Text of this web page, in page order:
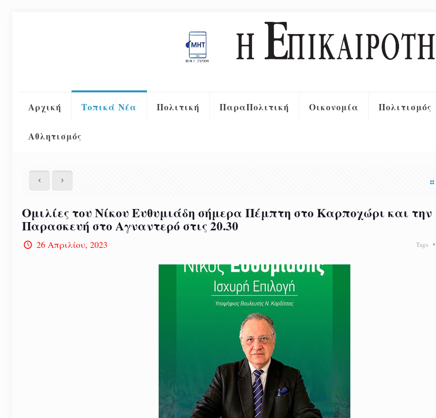
Αρχική Τοπικά Νέα Πολιτική ΠαραΠολιτική Οικονομία Πολιτισμός
Αθλητισμός
Ομιλίες του Νίκου Ευθυμιάδη σήμερα Πέμπτη στο Καρποχώρι και την
Παρασκευή στο Αγναντερό στις 20.30
26 Απριλίου, 2023 Tags